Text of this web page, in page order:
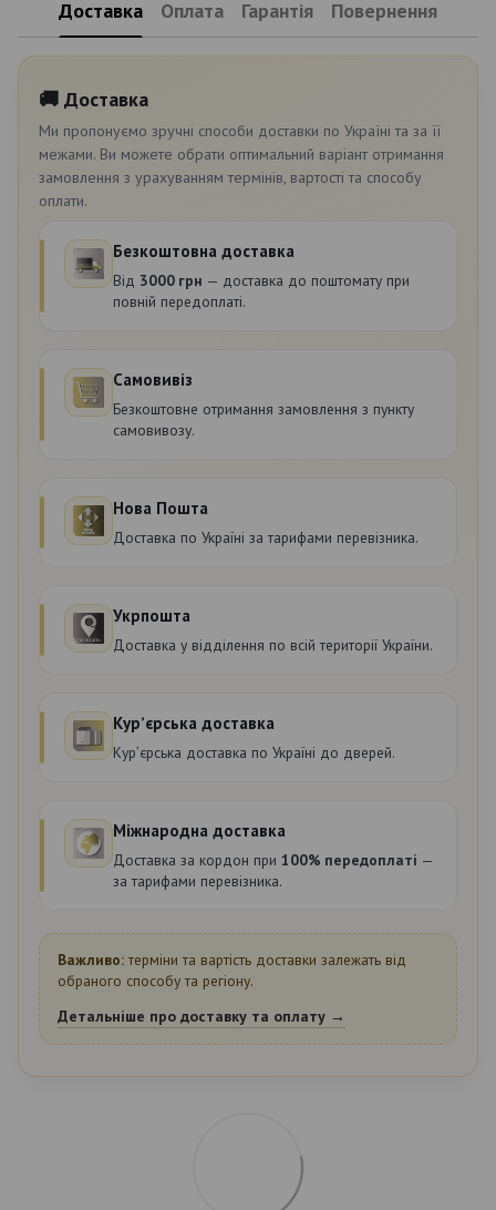
Доставка Оплата Гарантія Повернення
🚚 Доставка
Ми пропонуємо зручні способи доставки по Україні та за її
межами. Ви можете обрати оптимальний варіант отримання
замовлення з урахуванням термінів, вартості та способу
оплати.
Безкоштовна доставка
Від 3000 грн — доставка до поштомату при
повній передоплаті.
Самовивіз
Безкоштовне отримання замовлення з пункту
самовивозу.
Нова Пошта
Доставка по Україні за тарифами перевізника.
Укрпошта
Доставка у відділення по всій території України.
Курʼєрська доставка
Курʼєрська доставка по Україні до дверей.
Міжнародна доставка
Доставка за кордон при 100% передоплаті —
за тарифами перевізника.
Важливо:терміни та вартість доставки залежать від
обраного способу та регіону.
Детальніше про доставку та оплату →